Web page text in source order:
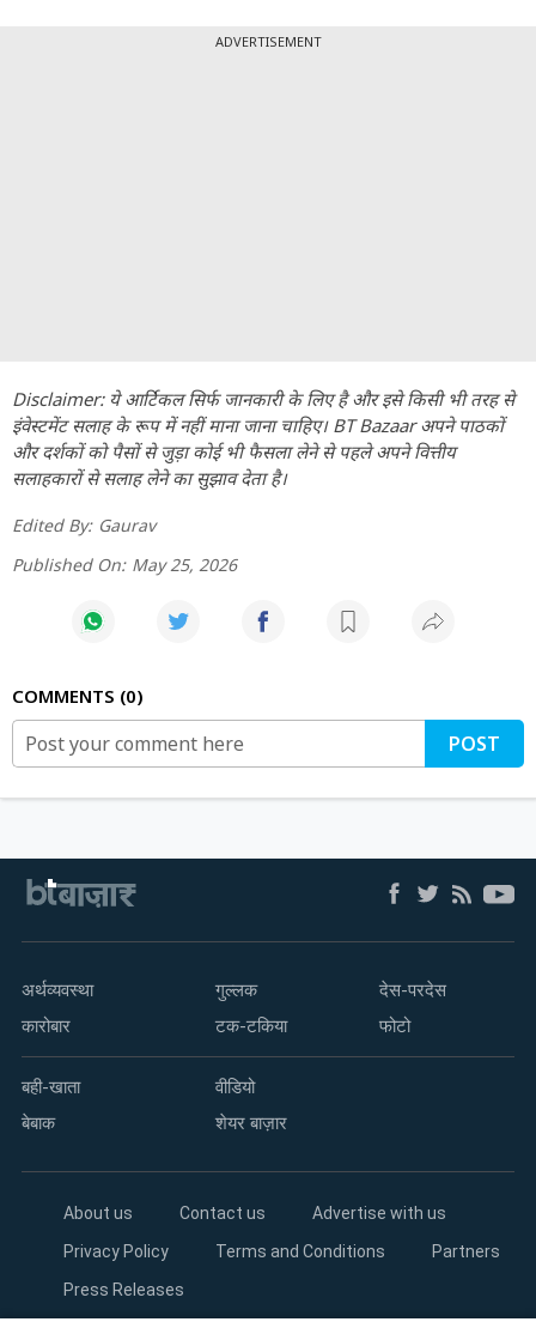
ADVERTISEMENT
Disclaimer: ये आर्टिकल सिर्फ जानकारी के लिए है और इसे किसी भी तरह से
इंवेस्टमेंट सलाह के रूप में नहीं माना जाना चाहिए। BT Bazaar अपने पाठकों
और दर्शकों को पैसों से जुड़ा कोई भी फैसला लेने से पहले अपने वित्तीय
सलाहकारों से सलाह लेने का सुझाव देता है।
Edited By: Gaurav
Published On: May 25, 2026
COMMENTS 0
POST
अर्थव्यवस्था
कारोबार
गुल्लक
टक-टकिया
देस-परदेस
फोटो
बही-खाता
बेबाक
वीडियो
शेयर बाज़ार
About us Contact us
Advertise with us
Privacy Policy
Terms and Conditions
Partners
Press Releases